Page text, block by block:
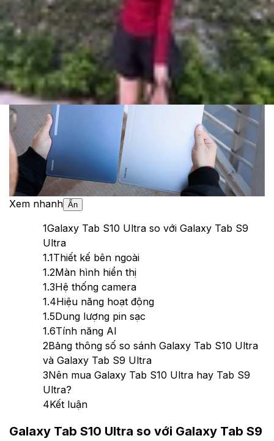
Ngày đăng: 25/10/2024
Cập nhật:
25/10/2024
Theo dõi XTMobile trên
Xem nhanh Ẩn
1Galaxy Tab S10 Ultra so với Galaxy Tab S9
Ultra
1.1Thiết kế bên ngoài
1.2Màn hình hiển thị
1.3Hệ thống camera
1.4Hiệu năng hoạt động
1.5Dung lượng pin sạc
1.6Tính năng AI
2Bảng thông số so sánh Galaxy Tab S10 Ultra
và Galaxy Tab S9 Ultra
3Nên mua Galaxy Tab S10 Ultra hay Tab S9
Ultra?
4Kết luận
Galaxy Tab S10 Ultra so với Galaxy Tab S9